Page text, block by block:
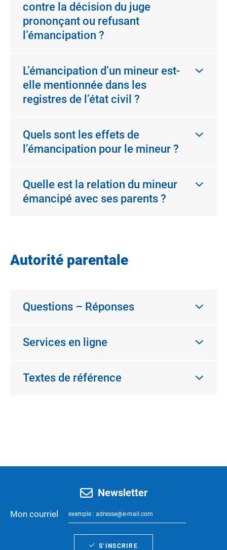
contre la décision du juge
prononçant ou refusant
l’émancipation ?
L’émancipation d’un mineur est-
elle mentionnée dans les
registres de l’état civil ?
Quels sont les effets de
l’émancipation pour le mineur ?
Quelle est la relation du mineur
émancipé avec ses parents ?
Autorité parentale
Questions – Réponses
Services en ligne
Textes de référence
Newsletter
Mon courriel
S’INSCRIRE